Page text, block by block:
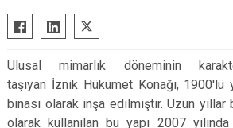
Büyükorhan
Gemlik
Gürsu
Harmancık
İnegöl
Nilüfer
Orhaneli
Ulusal mimarlık döneminin
taşıyan İznik Hükümet Konağı, 1900'lü
binası olarak inşa edilmiştir. Uzun yıllar
olarak kullanılan bu yapı 2007